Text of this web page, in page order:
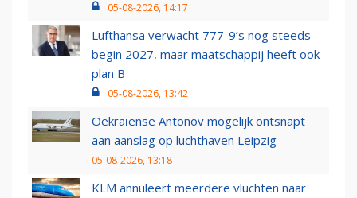
05-08-2026, 14:17
Lufthansa verwacht 777-9’s nog steeds
begin 2027, maar maatschappij heeft ook
plan B
05-08-2026, 13:42
Oekraïense Antonov mogelijk ontsnapt
aan aanslag op luchthaven Leipzig
05-08-2026, 13:18
KLM annuleert meerdere vluchten naar